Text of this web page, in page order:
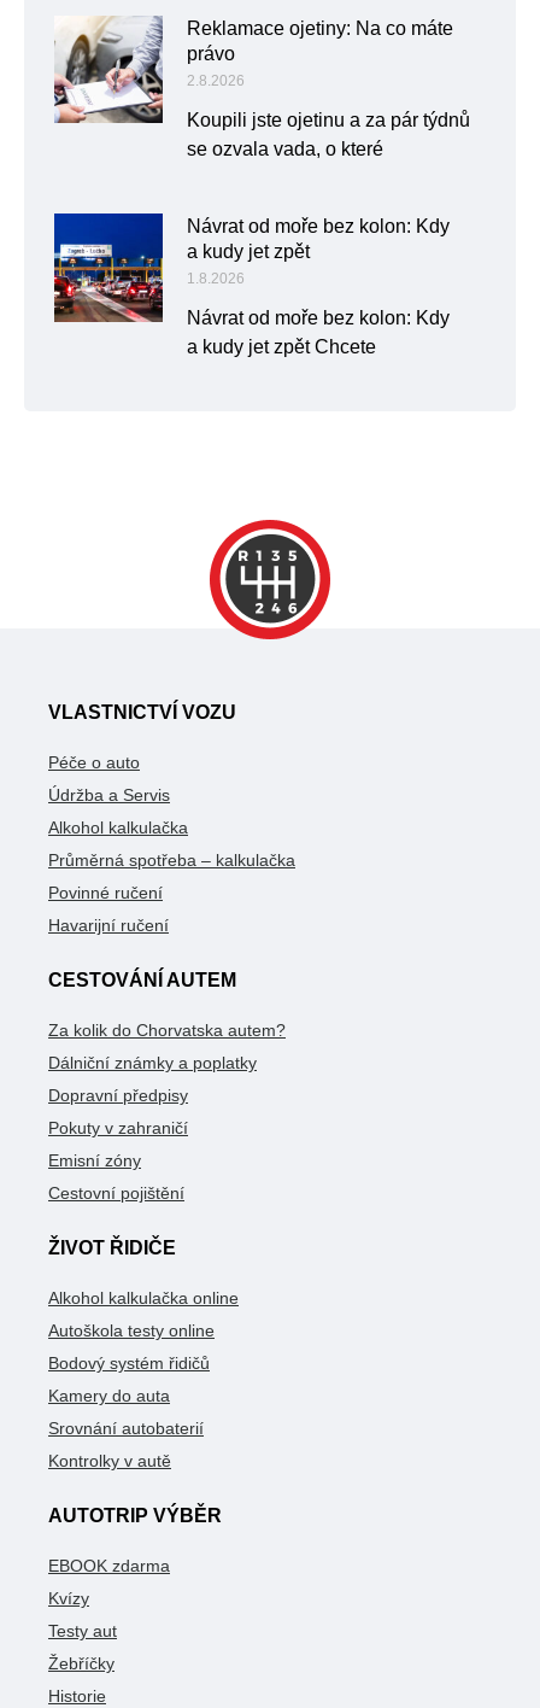
Reklamace ojetiny: Na co máte
právo
2.8.2026
Koupili jste ojetinu a za pár týdnů
se ozvala vada, o které
Návrat od moře bez kolon: Kdy
a kudy jet zpět
1.8.2026
Návrat od moře bez kolon: Kdy
a kudy jet zpět Chcete
VLASTNICTVÍ VOZU
Péče o auto
Údržba a Servis
Alkohol kalkulačka
Průměrná spotřeba – kalkulačka
Povinné ručení
Havarijní ručení
CESTOVÁNÍ AUTEM
Za kolik do Chorvatska autem?
Dálniční známky a poplatky
Dopravní předpisy
Pokuty v zahraničí
Emisní zóny
Cestovní pojištění
ŽIVOT ŘIDIČE
Alkohol kalkulačka online
Autoškola testy online
Bodový systém řidičů
Kamery do auta
Srovnání autobaterií
Kontrolky v autě
AUTOTRIP VÝBĚR
EBOOK zdarma
Kvízy
Testy aut
Žebříčky
Historie